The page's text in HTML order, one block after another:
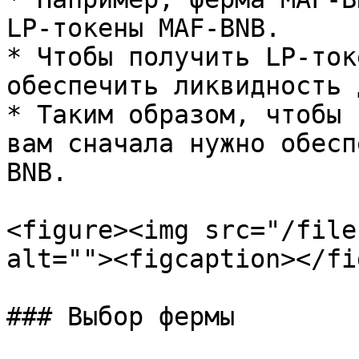
LP-токены MAF-BNB.
* Чтобы получить LP-
обеспечить
* Таким образом, чтобы
вам сначала нужно
BNB.
<figure><img src="/files/
alt=""><figcaption></
### Выбор фермы